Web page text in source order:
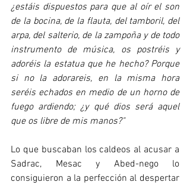
¿estáis dispuestos para que al oír el son
de la bocina, de la flauta, del tamboril, del
arpa, del salterio, de la zampoña y de todo
instrumento de música, os postréis y
adoréis la estatua que he hecho? Porque
si no la adorareis, en la misma hora
seréis echados en medio de un horno de
fuego ardiendo; ¿y qué dios será aquel
que os libre de mis manos?"
Lo que buscaban los caldeos al acusar a
Sadrac, Mesac y Abed-nego lo
consiguieron a la perfección al despertar